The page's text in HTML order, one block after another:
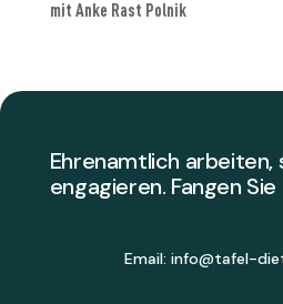
mit Anke Rast Polnik
Ehrenamtlich arbeiten,
engagieren. Fangen
Email:info@tafel-